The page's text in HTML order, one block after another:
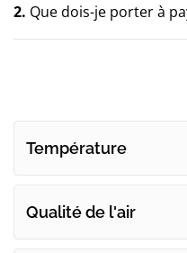
2. Que dois-je porter à
Température
Qualité de l'air